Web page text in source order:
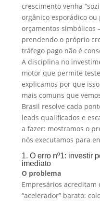
crescimento venha
orgânico esporádico ou
orçamentos simbólicos
prendendo o próprio
tráfego pago não é
A disciplina no
motor que permite
explicamos por que
mais comuns que
Brasil resolve cada
leads qualificados e
a fazer: mostramos o
nós executamos para
1. O erro nº1: investir
imediato
O problema
Empresários acreditam
“acelerador” barato: